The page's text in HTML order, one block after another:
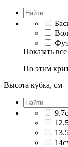
Показать
По этим
Высота кубка, см